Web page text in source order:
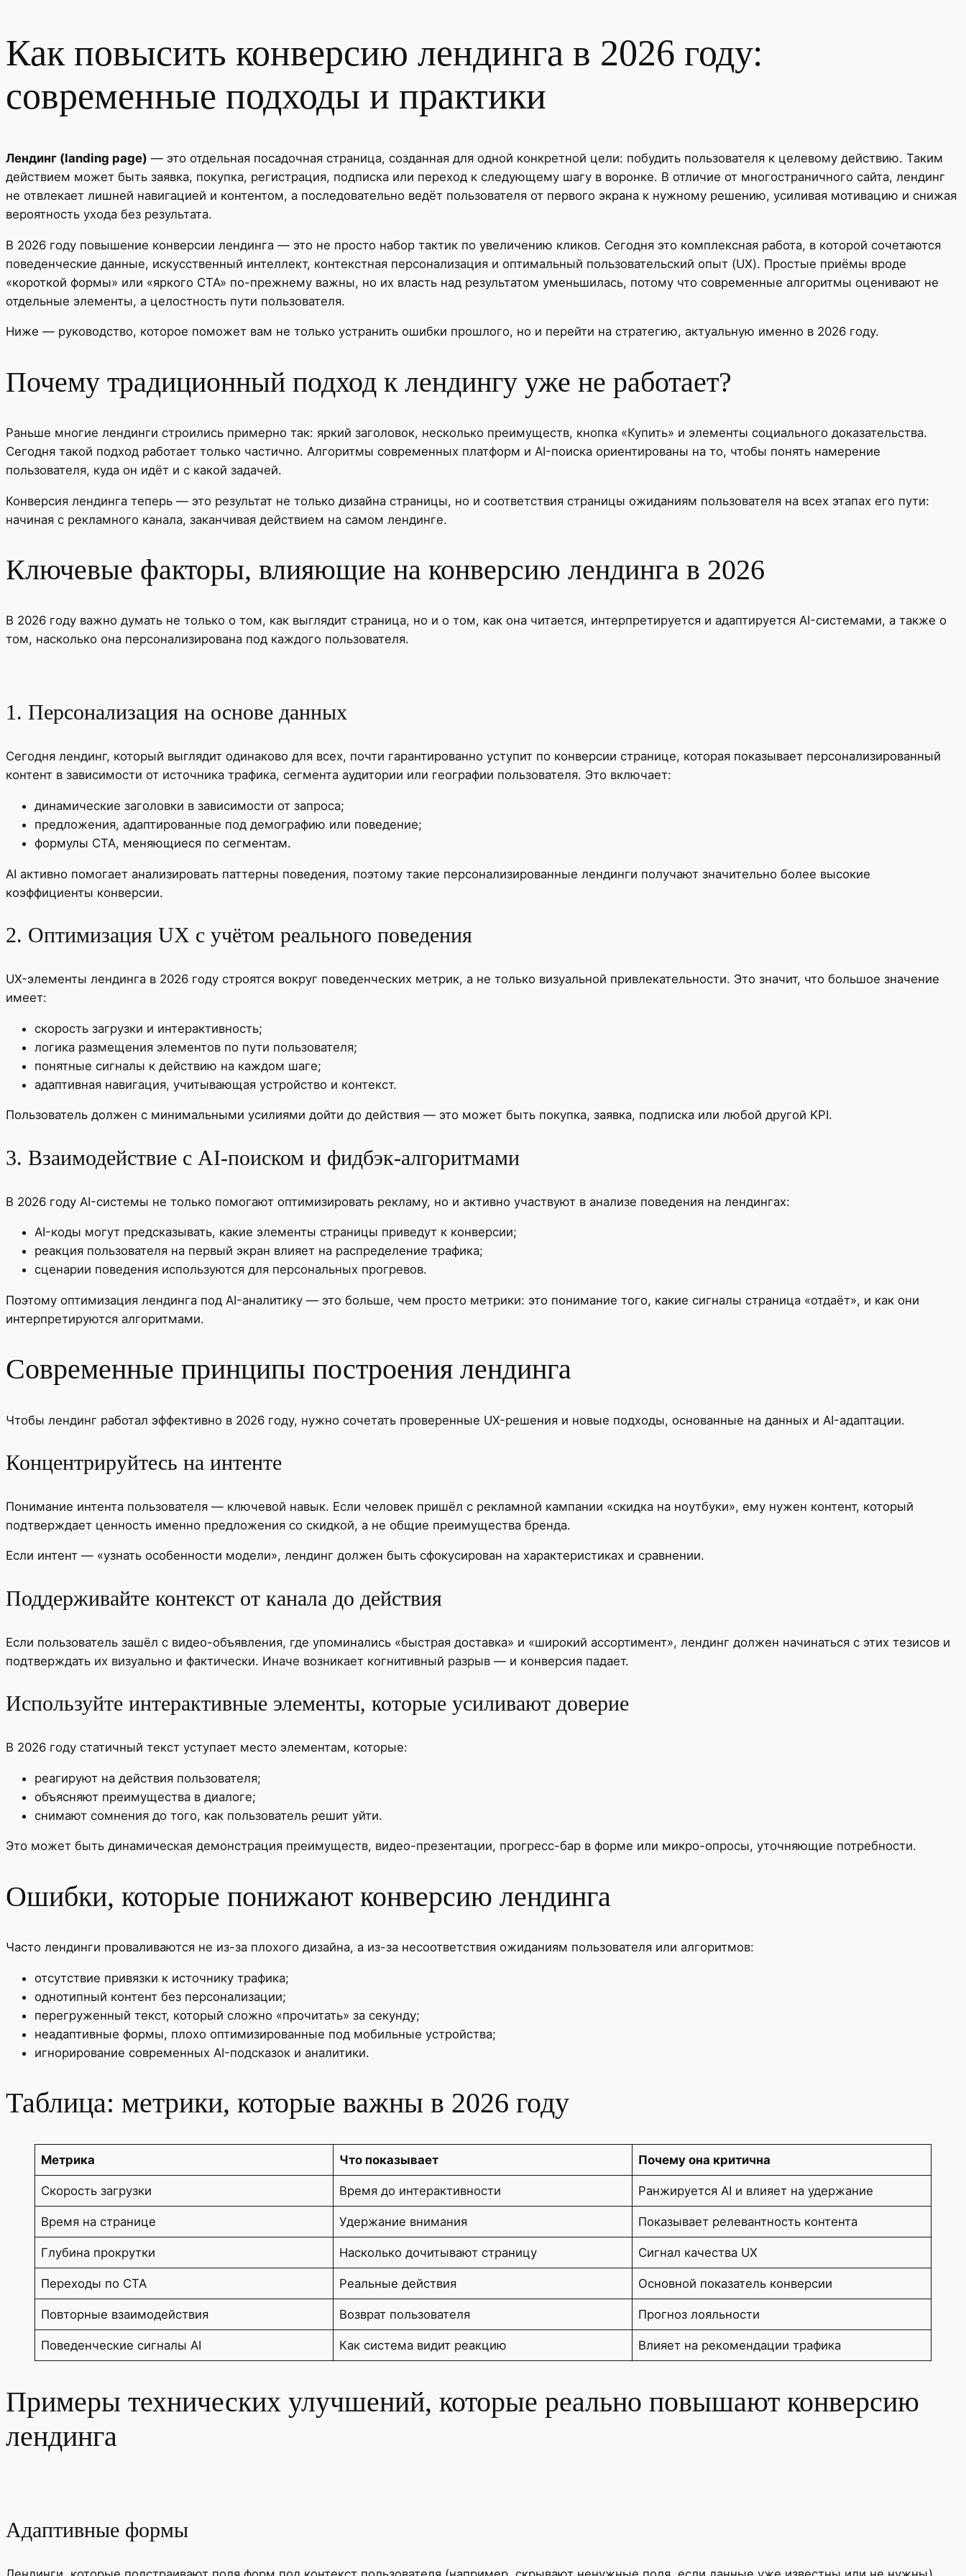
Как повысить конверсию лендинга в 2026 году:
современные подходы и практики
Лендинг (landing page) — это отдельная посадочная страница, созданная для одной конкретной цели: побудить пользователя к целевому действию. Таким
действием может быть заявка, покупка, регистрация, подписка или переход к следующему шагу в воронке. В отличие от многостраничного сайта, лендинг
не отвлекает лишней навигацией и контентом, а последовательно ведёт пользователя от первого экрана к нужному решению, усиливая мотивацию и снижая
вероятность ухода без результата.
В 2026 году повышение конверсии лендинга — это не просто набор тактик по увеличению кликов. Сегодня это комплексная работа, в которой сочетаются
поведенческие данные, искусственный интеллект, контекстная персонализация и оптимальный пользовательский опыт (UX). Простые приёмы вроде
«короткой формы» или «яркого CTA» по-прежнему важны, но их власть над результатом уменьшилась, потому что современные алгоритмы оценивают не
отдельные элементы, а целостность пути пользователя.
Ниже — руководство, которое поможет вам не только устранить ошибки прошлого, но и перейти на стратегию, актуальную именно в 2026 году.
Почему традиционный подход к лендингу уже не работает?
Раньше многие лендинги строились примерно так: яркий заголовок, несколько преимуществ, кнопка «Купить» и элементы социального доказательства.
Сегодня такой подход работает только частично. Алгоритмы современных платформ и AI-поиска ориентированы на то, чтобы понять намерение
пользователя, куда он идёт и с какой задачей.
Конверсия лендинга теперь — это результат не только дизайна страницы, но и соответствия страницы ожиданиям пользователя на всех этапах его пути:
начиная с рекламного канала, заканчивая действием на самом лендинге.
Ключевые факторы, влияющие на конверсию лендинга в 2026
В 2026 году важно думать не только о том, как выглядит страница, но и о том, как она читается, интерпретируется и адаптируется AI-системами, а также о
том, насколько она персонализирована под каждого пользователя.
1. Персонализация на основе данных
Сегодня лендинг, который выглядит одинаково для всех, почти гарантированно уступит по конверсии странице, которая показывает персонализированный
контент в зависимости от источника трафика, сегмента аудитории или географии пользователя. Это включает:
динамические заголовки в зависимости от запроса;
предложения, адаптированные под демографию или поведение;
формулы CTA, меняющиеся по сегментам.
AI активно помогает анализировать паттерны поведения, поэтому такие персонализированные лендинги получают значительно более высокие
коэффициенты конверсии.
2. Оптимизация UX с учётом реального поведения
UX-элементы лендинга в 2026 году строятся вокруг поведенческих метрик, а не только визуальной привлекательности. Это значит, что большое значение
имеет:
скорость загрузки и интерактивность;
логика размещения элементов по пути пользователя;
понятные сигналы к действию на каждом шаге;
адаптивная навигация, учитывающая устройство и контекст.
Пользователь должен с минимальными усилиями дойти до действия — это может быть покупка, заявка, подписка или любой другой KPI.
3. Взаимодействие с AI-поиском и фидбэк-алгоритмами
В 2026 году AI-системы не только помогают оптимизировать рекламу, но и активно участвуют в анализе поведения на лендингах:
AI-коды могут предсказывать, какие элементы страницы приведут к конверсии;
реакция пользователя на первый экран влияет на распределение трафика;
сценарии поведения используются для персональных прогревов.
Поэтому оптимизация лендинга под AI-аналитику — это больше, чем просто метрики: это понимание того, какие сигналы страница «отдаёт», и как они
интерпретируются алгоритмами.
Современные принципы построения лендинга
Чтобы лендинг работал эффективно в 2026 году, нужно сочетать проверенные UX-решения и новые подходы, основанные на данных и AI-адаптации.
Концентрируйтесь на интенте
Понимание интента пользователя — ключевой навык. Если человек пришёл с рекламной кампании «скидка на ноутбуки», ему нужен контент, который
подтверждает ценность именно предложения со скидкой, а не общие преимущества бренда.
Если интент — «узнать особенности модели», лендинг должен быть сфокусирован на характеристиках и сравнении.
Поддерживайте контекст от канала до действия
Если пользователь зашёл с видео-объявления, где упоминались «быстрая доставка» и «широкий ассортимент», лендинг должен начинаться с этих тезисов и
подтверждать их визуально и фактически. Иначе возникает когнитивный разрыв — и конверсия падает.
Используйте интерактивные элементы, которые усиливают доверие
В 2026 году статичный текст уступает место элементам, которые:
реагируют на действия пользователя;
объясняют преимущества в диалоге;
снимают сомнения до того, как пользователь решит уйти.
Это может быть динамическая демонстрация преимуществ, видео-презентации, прогресс-бар в форме или микро-опросы, уточняющие потребности.
Ошибки, которые понижают конверсию лендинга
Часто лендинги проваливаются не из-за плохого дизайна, а из-за несоответствия ожиданиям пользователя или алгоритмов:
отсутствие привязки к источнику трафика;
однотипный контент без персонализации;
перегруженный текст, который сложно «прочитать» за секунду;
неадаптивные формы, плохо оптимизированные под мобильные устройства;
игнорирование современных AI-подсказок и аналитики.
Таблица: метрики, которые важны в 2026 году
Метрика Что показывает Почему она критична
Скорость загрузки Время до интерактивности Ранжируется AI и влияет на удержание
Время на странице Удержание внимания Показывает релевантность контента
Глубина прокрутки Насколько дочитывают страницу Сигнал качества UX
Переходы по CTA Реальные действия Основной показатель конверсии
Повторные взаимодействия Возврат пользователя Прогноз лояльности
Поведенческие сигналы AI Как система видит реакцию Влияет на рекомендации трафика
Примеры технических улучшений, которые реально повышают конверсию
лендинга
Адаптивные формы